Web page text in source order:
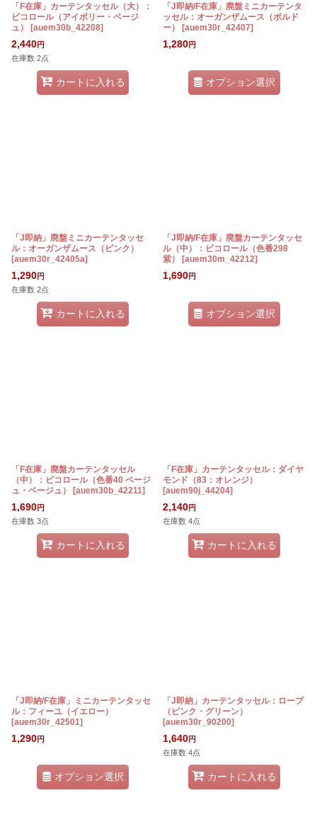
「F在庫」カーテンタッセル（大）：
ビコロール（アイボリー・ベージ
ュ）
[auem30b_42208]
2,440円
在庫数 2点
カートに入れる
「J即納/F在庫」廃盤ミニカーテンタ
ッセル：オーガンザムース（ボルド
ー）
[auem30r_42407]
1,280円
オプション選択
「J即納」廃盤ミニカーテンタッセ
ル：オーガンザムース（ピンク）
[auem30r_42405a]
1,290円
在庫数 2点
カートに入れる
「J即納/F在庫」廃盤カーテンタッセ
ル（中）：ビコロール（色番298
紫）
[auem30m_42212]
1,690円
オプション選択
「F在庫」廃盤カーテンタッセル
（中）：ビコロール（色番40 ベージ
ュ・ベージュ）
[auem30b_42211]
1,690円
在庫数 3点
カートに入れる
「F在庫」カーテンタッセル：ダイヤ
モンド（83：オレンジ）
[auem90j_44204]
2,140円
在庫数 4点
カートに入れる
「J即納/F在庫」ミニカーテンタッセ
ル：フィーユ（イエロー）
[auem30r_42501]
1,290円
オプション選択
「J即納」カーテンタッセル：ロープ
（ピンク・グリーン）
[auem30r_90200]
1,640円
在庫数 4点
カートに入れる